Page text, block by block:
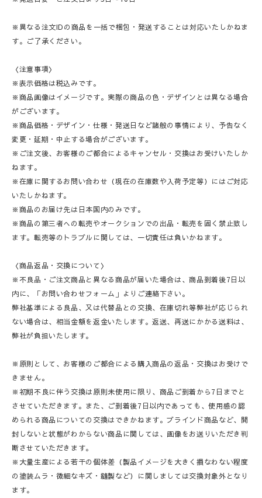
※異なる注文IDの商品を一括で梱包・発送することは対応いたしかねま
す。ご了承ください。
〈注意事項〉
※表示価格は税込みです。
※商品画像はイメージです。実際の商品の色・デザインとは異なる場合
がございます。
※商品価格・デザイン・仕様・発送日など諸般の事情により、予告なく
変更・延期・中止する場合がございます。
※ご注文後、お客様のご都合によるキャンセル・交換はお受けいたしか
ねます。
※在庫に関するお問い合わせ（現在の在庫数や入荷予定等）にはご対応
いたしかねます。
※商品のお届け先は日本国内のみです。
※商品の第三者への転売やオークションでの出品・転売を固く禁止致し
ます。転売等のトラブルに関しては、一切責任は負いかねます。
〈商品返品・交換について〉
※不良品・ご注文商品と異なる商品が届いた場合は、商品到着後7日以
内に、「お問い合わせフォーム」よりご連絡下さい。
弊社基準による良品、又は代替品との交換、在庫切れ等弊社が応じられ
ない場合は、相当金額を返金いたします。返送、再送にかかる送料は、
弊社が負担いたします。
※原則として、お客様のご都合による購入商品の返品・交換はお受けで
きません。
※初期不良に伴う交換は原則未使用に限り、商品ご到着から7日までと
させていただきます。また、ご到着後7日以内であっても、使用感の認
められる商品についての交換はできかねます。ブラインド商品など、開
封しないと状態がわからない商品に関しては、画像をお送りいただき判
断させていただきます。
※大量生産による若干の個体差（製品イメージを大きく損なわない程度
の塗装ムラ・微細なキズ・縫製など）に関しましては交換対象外となり
ます。